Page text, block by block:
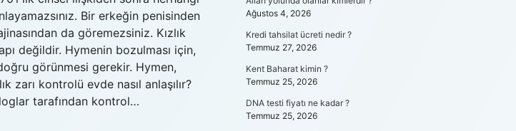
Bir erkeğin penisinden
da göremezsiniz. Kızlık
değildir. Hymenin bozulması için,
görünmesi gerekir. Hymen,
kontrolü evde nasıl anlaşılır?
tarafından kontrol…
Ağustos 4, 2026
Kredi tahsilat ücreti nedir ?
Temmuz 27, 2026
Kent Baharat kimin ?
Temmuz 25, 2026
DNA testi fiyatı ne kadar ?
Temmuz 25, 2026